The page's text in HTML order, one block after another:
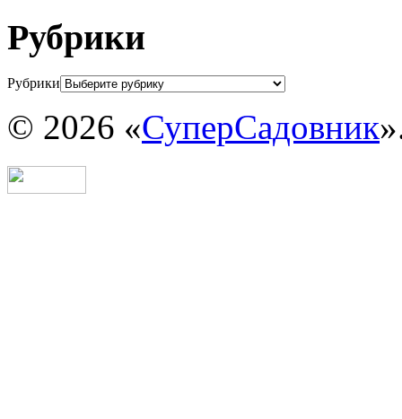
Рубрики
Рубрики
© 2026 «СуперСадовник